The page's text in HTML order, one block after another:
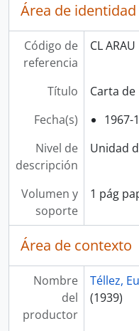
Área de identidad
Código de
referencia
CL ARAU
Título
Carta de
Fecha(s)
1967-
Nivel de
descripción
Unidad
Volumen y
soporte
1 pág
Área de contexto
Nombre
del
productor
Téllez,
(1939)